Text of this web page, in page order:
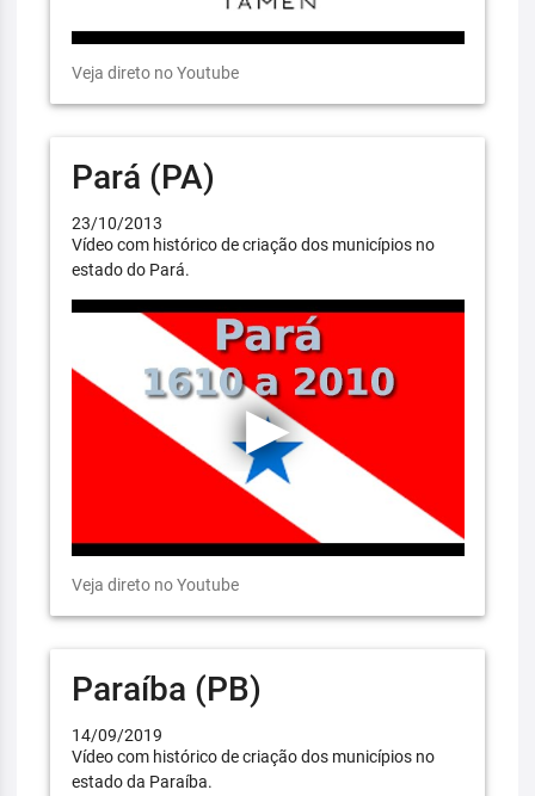
Veja direto no Youtube
Pará (PA)
23/10/2013
Vídeo com histórico de criação dos municípios no
estado do Pará.
Veja direto no Youtube
Paraíba (PB)
14/09/2019
Vídeo com histórico de criação dos municípios no
estado da Paraíba.